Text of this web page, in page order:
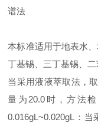
谱法
本标准适用于地表水
丁基锡、三丁基锡、
当采用液液萃取法，
量为20.0时，方法检
0.016gL~0.020gL：